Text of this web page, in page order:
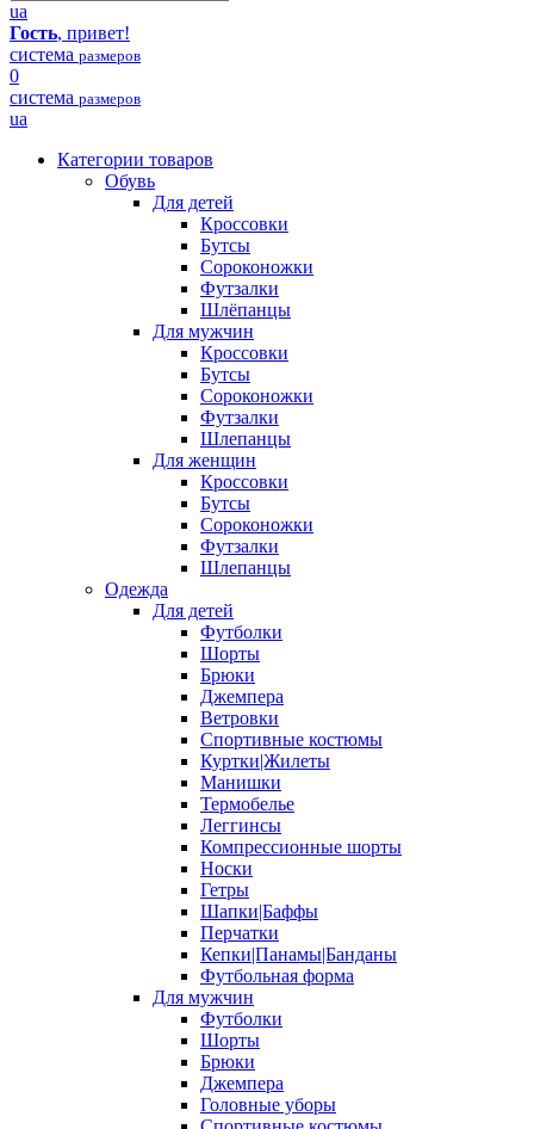
ua
Гость, привет!
система размеров
0
система размеров
ua
Категории товаров
Обувь
Для детей
Кроссовки
Бутсы
Сороконожки
Футзалки
Шлёпанцы
Для мужчин
Кроссовки
Бутсы
Сороконожки
Футзалки
Шлепанцы
Для женщин
Кроссовки
Бутсы
Сороконожки
Футзалки
Шлепанцы
Одежда
Для детей
Футболки
Шорты
Брюки
Джемпера
Ветровки
Спортивные костюмы
Куртки|Жилеты
Манишки
Термобелье
Леггинсы
Компрессионные шорты
Носки
Гетры
Шапки|Баффы
Перчатки
Кепки|Панамы|Банданы
Футбольная форма
Для мужчин
Футболки
Шорты
Брюки
Джемпера
Головные уборы